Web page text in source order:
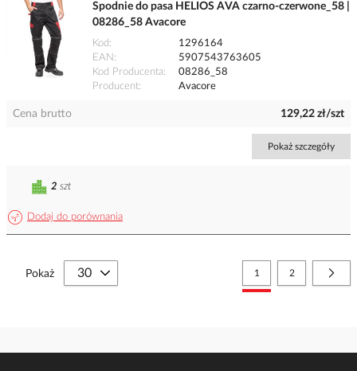
Spodnie do pasa HELIOS AVA czarno-czerwone_58 |
08286_58 Avacore
Kod
1296164
EAN
5907543763605
Kod Producenta
08286_58
Producent
Avacore
Cena brutto 129,22 zł/szt
Pokaż szczegóły
Dodaj do porównania
2 szt
Strona
Aktualnie czytasz stronę
1 Strona
2
Pokaż